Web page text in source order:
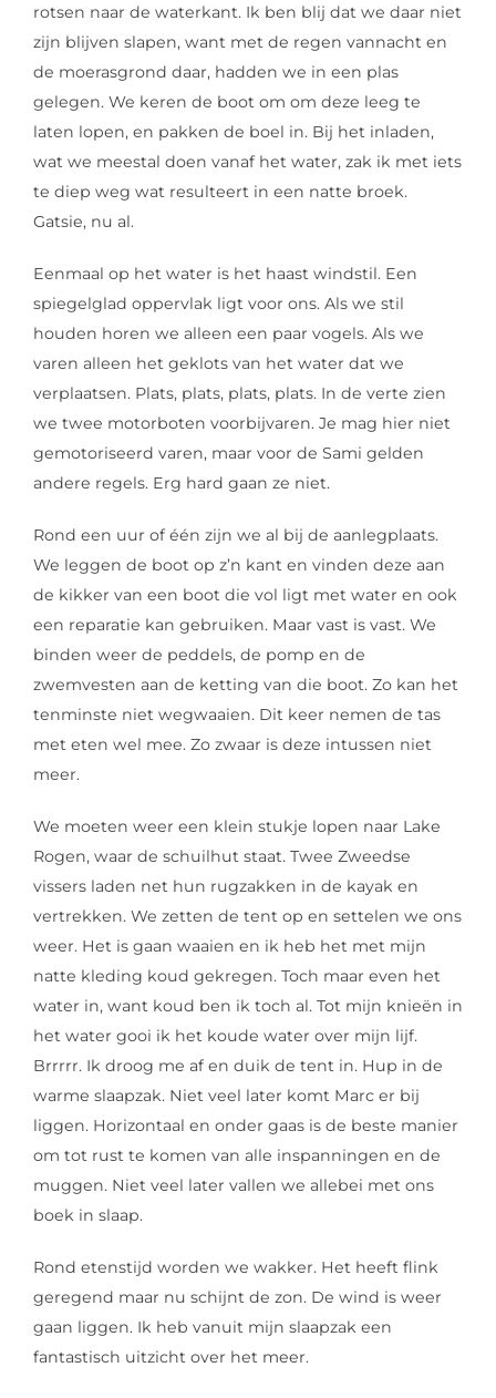
rotsen naar de waterkant. Ik ben blij dat we daar niet
zijn blijven slapen, want met de regen vannacht en
de moerasgrond daar, hadden we in een plas
gelegen. We keren de boot om om deze leeg te
laten lopen, en pakken de boel in. Bij het inladen,
wat we meestal doen vanaf het water, zak ik met iets
te diep weg wat resulteert in een natte broek.
Gatsie, nu al.
Eenmaal op het water is het haast windstil. Een
spiegelglad oppervlak ligt voor ons. Als we stil
houden horen we alleen een paar vogels. Als we
varen alleen het geklots van het water dat we
verplaatsen. Plats, plats, plats, plats. In de verte zien
we twee motorboten voorbijvaren. Je mag hier niet
gemotoriseerd varen, maar voor de Sami gelden
andere regels. Erg hard gaan ze niet.
Rond een uur of één zijn we al bij de aanlegplaats.
We leggen de boot op z’n kant en vinden deze aan
de kikker van een boot die vol ligt met water en ook
een reparatie kan gebruiken. Maar vast is vast. We
binden weer de peddels, de pomp en de
zwemvesten aan de ketting van die boot. Zo kan het
tenminste niet wegwaaien. Dit keer nemen de tas
met eten wel mee. Zo zwaar is deze intussen niet
meer.
We moeten weer een klein stukje lopen naar Lake
Rogen, waar de schuilhut staat. Twee Zweedse
vissers laden net hun rugzakken in de kayak en
vertrekken. We zetten de tent op en settelen we ons
weer. Het is gaan waaien en ik heb het met mijn
natte kleding koud gekregen. Toch maar even het
water in, want koud ben ik toch al. Tot mijn knieën in
het water gooi ik het koude water over mijn lijf.
Brrrrr. Ik droog me af en duik de tent in. Hup in de
warme slaapzak. Niet veel later komt Marc er bij
liggen. Horizontaal en onder gaas is de beste manier
om tot rust te komen van alle inspanningen en de
muggen. Niet veel later vallen we allebei met ons
boek in slaap.
Rond etenstijd worden we wakker. Het heeft flink
geregend maar nu schijnt de zon. De wind is weer
gaan liggen. Ik heb vanuit mijn slaapzak een
fantastisch uitzicht over het meer.